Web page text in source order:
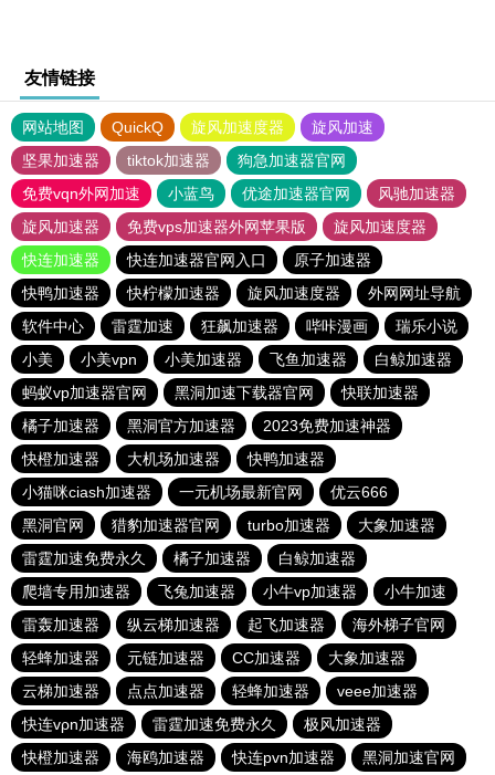
友情链接
网站地图 QuickQ 旋风加速度器
旋风加速
坚果加速器
tiktok加速器
狗急加速器官网
免费vqn外网加速
小蓝鸟 优途加速器官网
风驰加速器
旋风加速器
免费vps加速器外网苹果版
旋风加速度器
快连加速器
快连加速器官网入口
原子加速器
快鸭加速器
快柠檬加速器 旋风加速度器
外网网址导航
软件中心
雷霆加速 狂飙加速器 哔咔漫画
瑞乐小说
小美
小美vpn 小美加速器 飞鱼加速器
白鲸加速器
蚂蚁vp加速器官网
黑洞加速下载器官网
快联加速器
橘子加速器
黑洞官方加速器
2023免费加速神器
快橙加速器
大机场加速器
快鸭加速器
小猫咪ciash加速器
一元机场最新官网
优云666
黑洞官网
猎豹加速器官网 turbo加速器
大象加速器
雷霆加速免费永久
橘子加速器
白鲸加速器
爬墙专用加速器
飞兔加速器 小牛vp加速器
小牛加速
雷轰加速器
纵云梯加速器 起飞加速器
海外梯子官网
轻蜂加速器
元链加速器 CC加速器
大象加速器
云梯加速器
点点加速器 轻蜂加速器
veee加速器
快连vρn加速器
雷霆加速免费永久
极风加速器
快橙加速器
海鸥加速器 快连pvn加速器 黑洞加速官网